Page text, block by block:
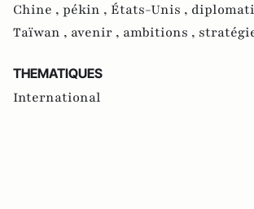
Chine , pékin , États-Unis ,
Taïwan , avenir , ambitions ,
THEMATIQUES
International